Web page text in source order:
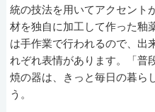
統の技法を用いてアクセント
材を独自に加工して作った釉
は手作業で行われるので、出
れぞれ表情があります。「普
焼の器は、きっと毎日の暮ら
う。